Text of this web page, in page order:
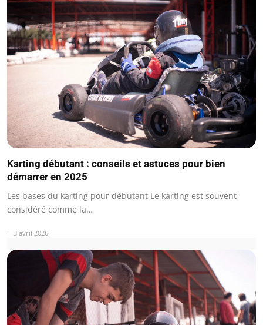
Karting débutant : conseils et astuces pour bien
démarrer en 2025
Les bases du karting pour débutant Le karting est souvent
considéré comme la…
3 avril 2026